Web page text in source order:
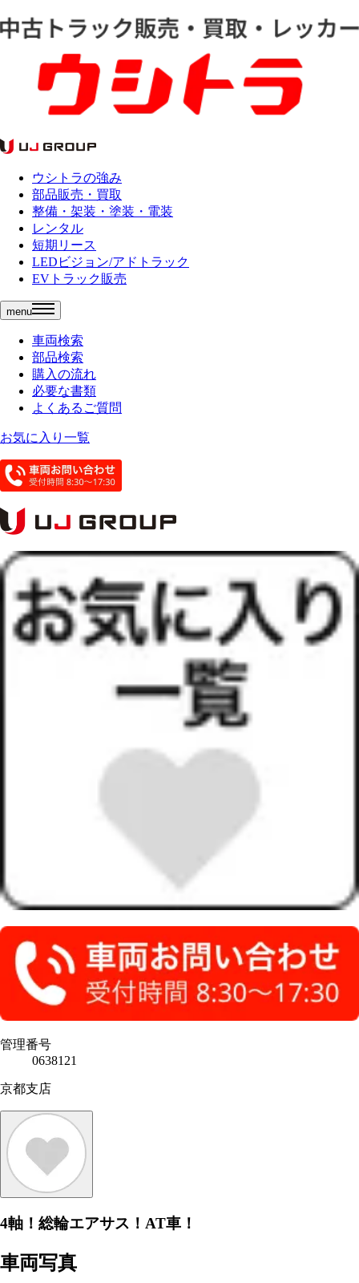
ウシトラの強み
部品販売・買取
整備・架装・塗装・電装
レンタル
短期リース
LEDビジョン/アドトラック
EVトラック販売
menu
車両検索
部品検索
購入の流れ
必要な書類
よくあるご質問
お気に入り一覧
管理番号
0638121
京都支店
4軸！総輪エアサス！AT車！
車両写真